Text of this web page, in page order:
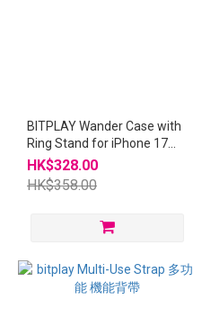
BITPLAY Wander Case with
Ring Stand for iPhone 17
Pro / Pro Max 磁吸支架手機
殼
HK$328.00
HK$358.00